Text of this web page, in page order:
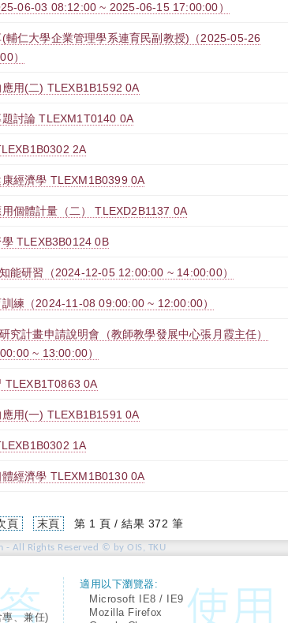
06-03 08:12:00 ~ 2025-06-15 17:00:00）
輔仁大學企業管理學系連育民副教授)（2025-05-26
）
用(二) TLEXB1B1592 0A
討論 TLEXM1T0140 0A
2A
經濟學 TLEXM1B0399 0A
個體計量（二） TLEXD2B1137 0A
TLEXB3B0124 0B
能研習（2024-12-05 12:00:00 ~ 14:00:00）
練（2024-11-08 09:00:00 ~ 12:00:00）
究計畫申請說明會（教師教學發展中心張月霞主任）
~ 13:00:00）
TLEXB1T0863 0A
用(一) TLEXB1B1591 0A
1A
經濟學 TLEXM1B0130 0A
頁 末頁 第 1 頁 / 結果 372 筆
- All Rights Reserved © by OIS, TKU
、兼任)
適用以下瀏覽器:
Microsoft IE8 / IE9
Mozilla Firefox